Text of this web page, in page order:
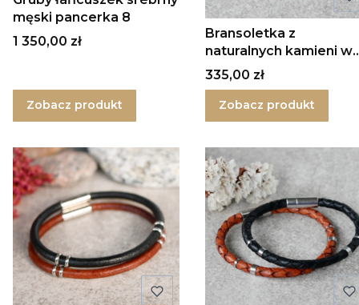
męski pancerka 8
Cena
1 350,00 zł
Zobacz produkt
Bransoletka z
naturalnych kamieni w
srebrze
Cena
335,00 zł
Zobacz produkt